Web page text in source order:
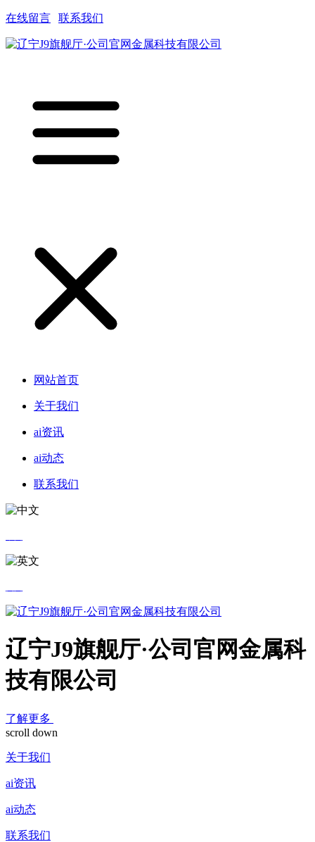
在线留言 联系我们
网站首页
关于我们
ai资讯
ai动态
联系我们
辽宁J9旗舰厅·公司官网金属科
技有限公司
了解更多
scroll down
关于我们
ai资讯
ai动态
联系我们